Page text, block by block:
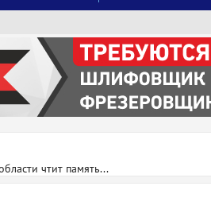
чтит память...